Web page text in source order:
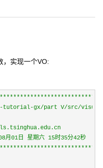
实现一个VO: